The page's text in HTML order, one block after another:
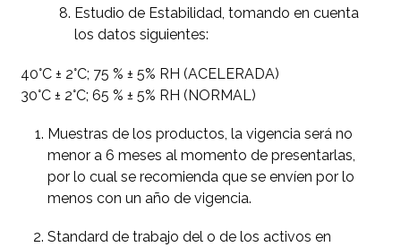
Estudio de Estabilidad, tomando en cuenta
los datos siguientes:
40°C ± 2°C; 75 % ± 5% RH (ACELERADA)
30°C ± 2°C; 65 % ± 5% RH (NORMAL)
Muestras de los productos, la vigencia será no
menor a 6 meses al momento de presentarlas,
por lo cual se recomienda que se envíen por lo
menos con un año de vigencia.
Standard de trabajo del o de los activos en